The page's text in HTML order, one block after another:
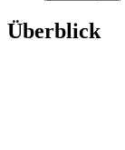
Überblick